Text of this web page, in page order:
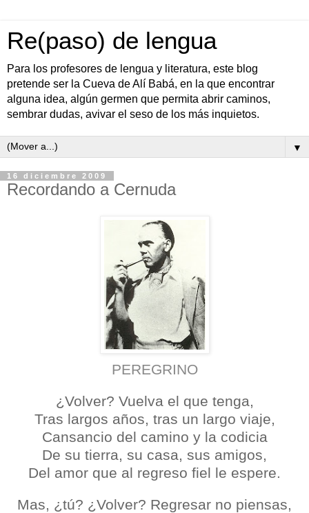
Re(paso) de lengua
Para los profesores de lengua y literatura, este blog
pretende ser la Cueva de Alí Babá, en la que encontrar
alguna idea, algún germen que permita abrir caminos,
sembrar dudas, avivar el seso de los más inquietos.
▼
16 diciembre 2009
Recordando a Cernuda
PEREGRINO
¿Volver? Vuelva el que tenga,
Tras largos años, tras un largo viaje,
Cansancio del camino y la codicia
De su tierra, su casa, sus amigos,
Del amor que al regreso fiel le espere.
Mas, ¿tú? ¿Volver? Regresar no piensas,